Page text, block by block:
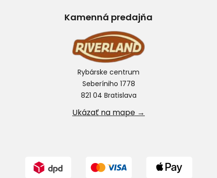
Kamenná predajňa
Rybárske centrum
Seberíniho 1778
821 04 Bratislava
Ukázať na mape →